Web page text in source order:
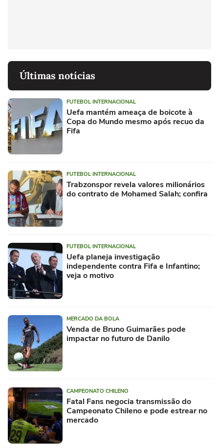
Últimas notícias
FUTEBOL INTERNACIONAL
Uefa mantém ameaça de boicote à
Copa do Mundo mesmo após recuo da
Fifa
FUTEBOL INTERNACIONAL
Trabzonspor revela valores milionários
do contrato de Mohamed Salah; confira
FUTEBOL INTERNACIONAL
Uefa planeja investigação
independente contra Fifa e Infantino;
veja o motivo
MERCADO DA BOLA
Venda de Bruno Guimarães pode
impactar no futuro de Danilo
CAMPEONATO CHILENO
Fatal Fans negocia transmissão do
Campeonato Chileno e pode estrear no
mercado